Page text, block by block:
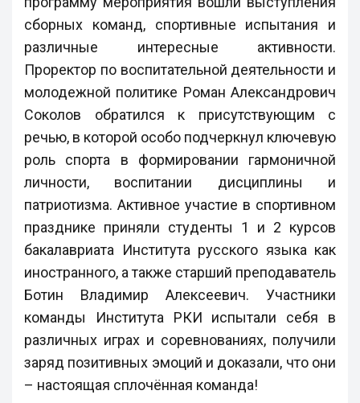
сборных команд, спортивные испытания и
различные интересные активности.
Проректор по воспитательной деятельности и
молодежной политике Роман Александрович
Соколов обратился к присутствующим с
речью, в которой особо подчеркнул ключевую
роль спорта в формировании гармоничной
личности, воспитании дисциплины и
патриотизма. Активное участие в спортивном
празднике приняли студенты 1 и 2 курсов
бакалавриата Института русского языка как
иностранного, а также старший преподаватель
Ботин Владимир Алексеевич. Участники
команды Института РКИ испытали себя в
различных играх и соревнованиях, получили
заряд позитивных эмоций и доказали, что они
– настоящая сплочённая команда!